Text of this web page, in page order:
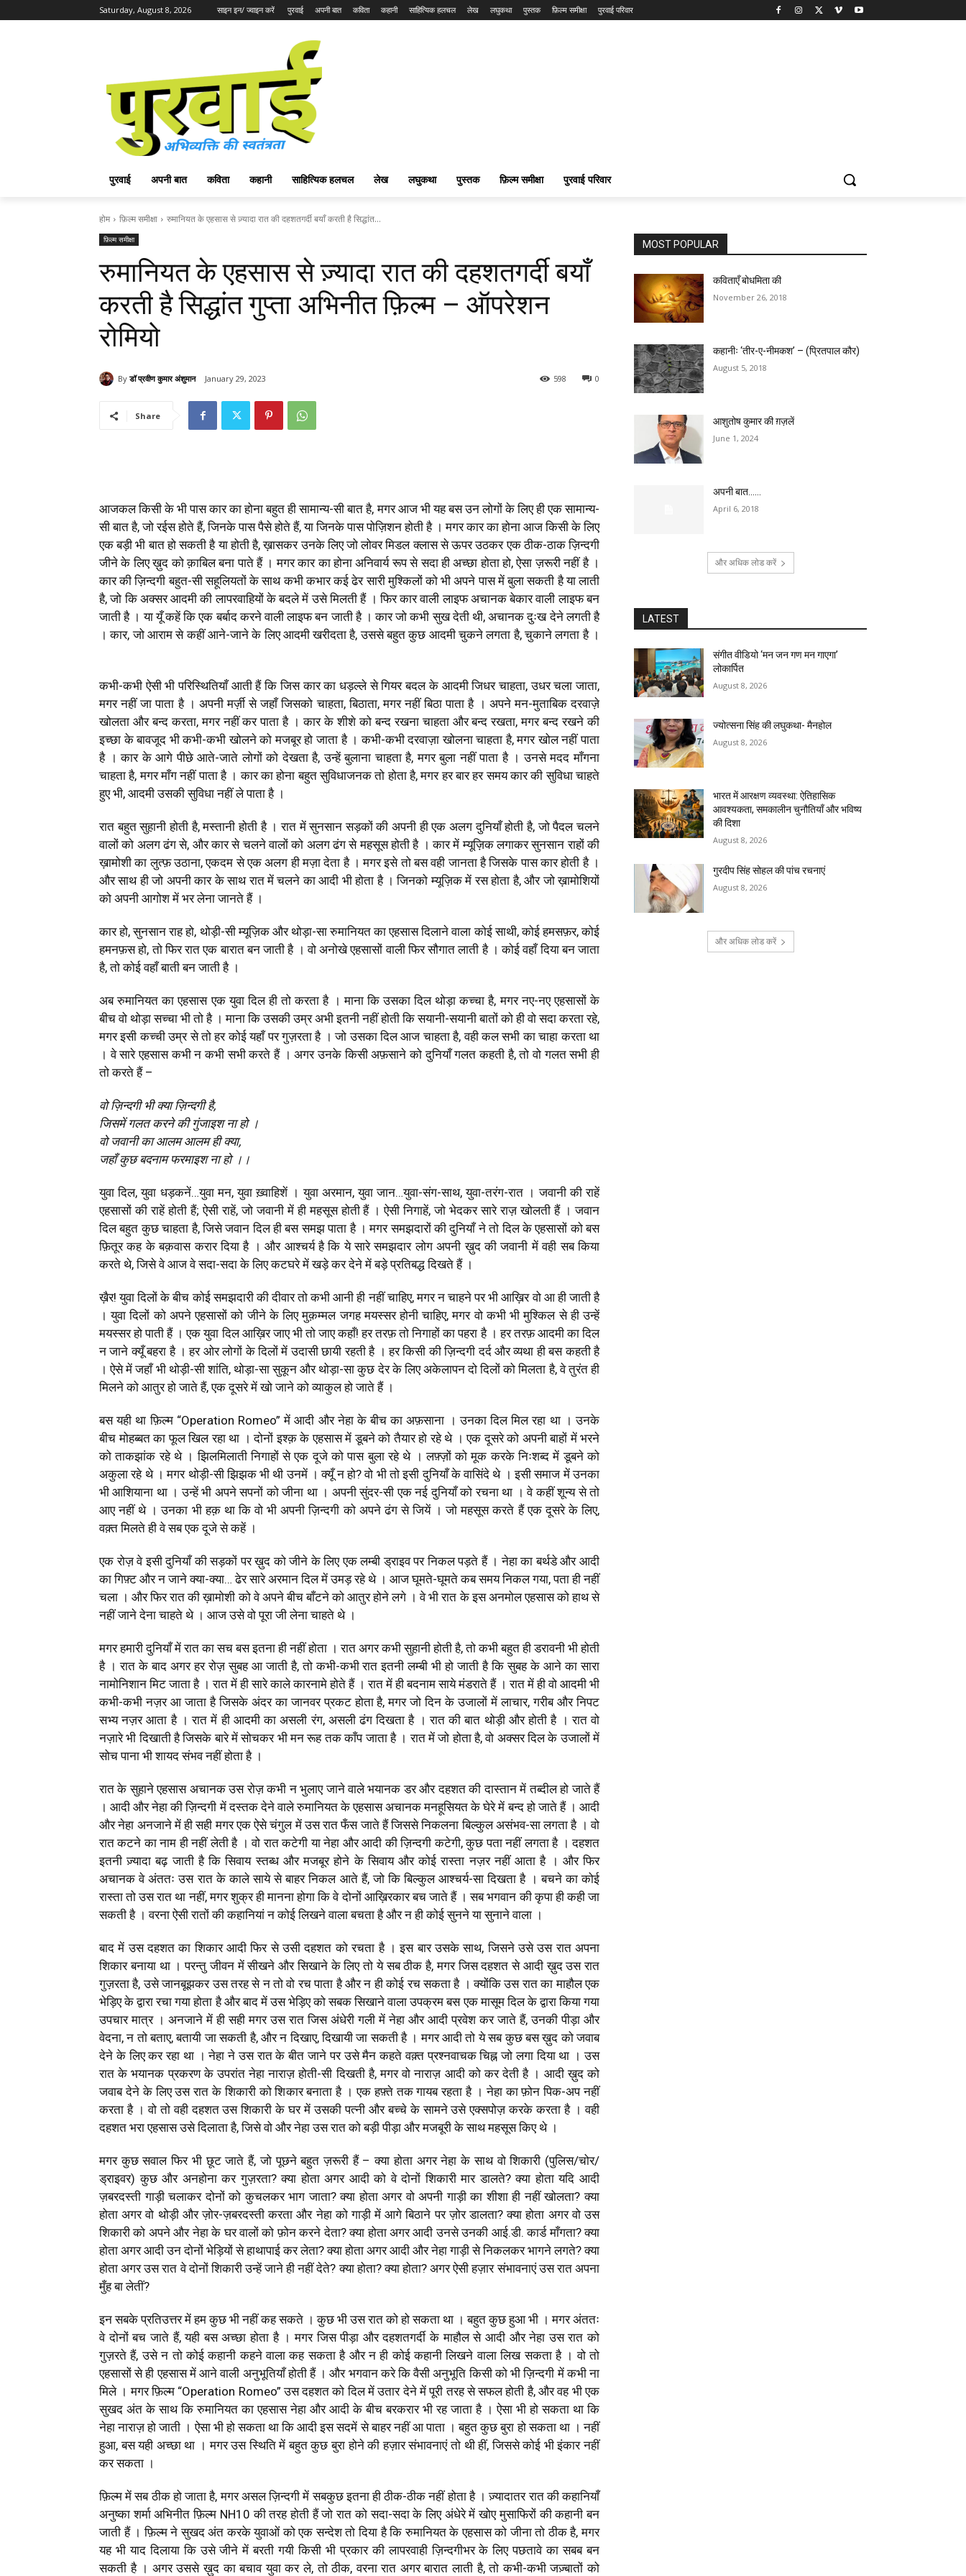
Saturday, August 8, 2026 साइन इन/ ज्वाइन करें पुरवाई अपनी बात कविता कहानी साहित्यिक हलचल लेख लघुकथा पुस्तक फ़िल्म समीक्षा पुरवाई परिवार
पुरवाई अपनी बात कविता कहानी साहित्यिक हलचल लेख लघुकथा पुस्तक फ़िल्म समीक्षा पुरवाई परिवार
होम फ़िल्म समीक्षा रुमानियत के एहसास से ज़्यादा रात की दहशतगर्दी बयाँ करती है सिद्धांत...
फ़िल्म समीक्षा
रुमानियत के एहसास से ज़्यादा रात की दहशतगर्दी बयाँ
करती है सिद्धांत गुप्ता अभिनीत फ़िल्म – ऑपरेशन
रोमियो
By डॉ प्रवीण कुमार अंशुमान January 29, 2023 0
598
Share
आजकल किसी के भी पास कार का होना बहुत ही सामान्य-सी बात है, मगर आज भी यह बस उन लोगों के लिए ही एक सामान्य-
सी बात है, जो रईस होते हैं, जिनके पास पैसे होते हैं, या जिनके पास पोज़िशन होती है । मगर कार का होना आज किसी के लिए
एक बड़ी भी बात हो सकती है या होती है, ख़ासकर उनके लिए जो लोवर मिडल क्लास से ऊपर उठकर एक ठीक-ठाक ज़िन्दगी
जीने के लिए ख़ुद को क़ाबिल बना पाते हैं । मगर कार का होना अनिवार्य रूप से सदा ही अच्छा होता हो, ऐसा ज़रूरी नहीं है ।
कार की ज़िन्दगी बहुत-सी सहूलियतों के साथ कभी कभार कई ढेर सारी मुश्किलों को भी अपने पास में बुला सकती है या लाती
है, जो कि अक्सर आदमी की लापरवाहियों के बदले में उसे मिलती हैं । फिर कार वाली लाइफ अचानक बेकार वाली लाइफ बन
जाती है । या यूँ कहें कि एक बर्बाद करने वाली लाइफ बन जाती है । कार जो कभी सुख देती थी, अचानक दुःख देने लगती है
। कार, जो आराम से कहीं आने-जाने के लिए आदमी खरीदता है, उससे बहुत कुछ आदमी चुकने लगता है, चुकाने लगता है ।
कभी-कभी ऐसी भी परिस्थितियाँ आती हैं कि जिस कार का धड़ल्ले से गियर बदल के आदमी जिधर चाहता, उधर चला जाता,
मगर नहीं जा पाता है । अपनी मर्ज़ी से जहाँ जिसको चाहता, बिठाता, मगर नहीं बिठा पाता है । अपने मन-मुताबिक दरवाज़े
खोलता और बन्द करता, मगर नहीं कर पाता है । कार के शीशे को बन्द रखना चाहता और बन्द रखता, मगर बन्द रखने की
इच्छा के बावजूद भी कभी-कभी खोलने को मजबूर हो जाता है । कभी-कभी दरवाज़ा खोलना चाहता है, मगर खोल नहीं पाता
है । कार के आगे पीछे आते-जाते लोगों को देखता है, उन्हें बुलाना चाहता है, मगर बुला नहीं पाता है । उनसे मदद माँगना
चाहता है, मगर माँग नहीं पाता है । कार का होना बहुत सुविधाजनक तो होता है, मगर हर बार हर समय कार की सुविधा चाहते
हुए भी, आदमी उसकी सुविधा नहीं ले पाता है ।
रात बहुत सुहानी होती है, मस्तानी होती है । रात में सुनसान सड़कों की अपनी ही एक अलग दुनियाँ होती है, जो पैदल चलने
वालों को अलग ढंग से, और कार से चलने वालों को अलग ढंग से महसूस होती है । कार में म्यूज़िक लगाकर सुनसान राहों की
ख़ामोशी का लुत्फ़ उठाना, एकदम से एक अलग ही मज़ा देता है । मगर इसे तो बस वही जानता है जिसके पास कार होती है ।
और साथ ही जो अपनी कार के साथ रात में चलने का आदी भी होता है । जिनको म्यूज़िक में रस होता है, और जो ख़ामोशियों
को अपनी आगोश में भर लेना जानते हैं ।
कार हो, सुनसान राह हो, थोड़ी-सी म्यूज़िक और थोड़ा-सा रुमानियत का एहसास दिलाने वाला कोई साथी, कोई हमसफ़र, कोई
हमनफ़स हो, तो फिर रात एक बारात बन जाती है । वो अनोखे एहसासों वाली फिर सौगात लाती है । कोई वहाँ दिया बन जाता
है, तो कोई वहाँ बाती बन जाती है ।
अब रुमानियत का एहसास एक युवा दिल ही तो करता है । माना कि उसका दिल थोड़ा कच्चा है, मगर नए-नए एहसासों के
बीच वो थोड़ा सच्चा भी तो है । माना कि उसकी उम्र अभी इतनी नहीं होती कि सयानी-सयानी बातों को ही वो सदा करता रहे,
मगर इसी कच्ची उम्र से तो हर कोई यहाँ पर गुज़रता है । जो उसका दिल आज चाहता है, वही कल सभी का चाहा करता था
। वे सारे एहसास कभी न कभी सभी करते हैं । अगर उनके किसी अफ़साने को दुनियाँ गलत कहती है, तो वो गलत सभी ही
तो करते हैं –
वो ज़िन्दगी भी क्या ज़िन्दगी है,
जिसमें गलत करने की गुंजाइश ना हो ।
वो जवानी का आलम आलम ही क्या,
जहाँ कुछ बदनाम फरमाइश ना हो ।।
युवा दिल, युवा धड़कनें…युवा मन, युवा ख़्वाहिशें । युवा अरमान, युवा जान…युवा-संग-साथ, युवा-तरंग-रात । जवानी की राहें
एहसासों की राहें होती हैं; ऐसी राहें, जो जवानी में ही महसूस होती हैं । ऐसी निगाहें, जो भेदकर सारे राज़ खोलती हैं । जवान
दिल बहुत कुछ चाहता है, जिसे जवान दिल ही बस समझ पाता है । मगर समझदारों की दुनियाँ ने तो दिल के एहसासों को बस
फ़ितूर कह के बक़वास करार दिया है । और आश्चर्य है कि ये सारे समझदार लोग अपनी ख़ुद की जवानी में वही सब किया
करते थे, जिसे वे आज वे सदा-सदा के लिए कटघरे में खड़े कर देने में बड़े प्रतिबद्ध दिखते हैं ।
ख़ैर! युवा दिलों के बीच कोई समझदारी की दीवार तो कभी आनी ही नहीं चाहिए, मगर न चाहने पर भी आख़िर वो आ ही जाती है
। युवा दिलों को अपने एहसासों को जीने के लिए मुक़म्मल जगह मयस्सर होनी चाहिए, मगर वो कभी भी मुश्किल से ही उन्हें
मयस्सर हो पाती हैं । एक युवा दिल आख़िर जाए भी तो जाए कहाँ! हर तरफ़ तो निगाहों का पहरा है । हर तरफ़ आदमी का दिल
न जाने क्यूँ बहरा है । हर ओर लोगों के दिलों में उदासी छायी रहती है । हर किसी की ज़िन्दगी दर्द और व्यथा ही बस कहती है
। ऐसे में जहाँ भी थोड़ी-सी शांति, थोड़ा-सा सुकून और थोड़ा-सा कुछ देर के लिए अकेलापन दो दिलों को मिलता है, वे तुरंत ही
मिलने को आतुर हो जाते हैं, एक दूसरे में खो जाने को व्याकुल हो जाते हैं ।
बस यही था फ़िल्म “Operation Romeo” में आदी और नेहा के बीच का अफ़साना । उनका दिल मिल रहा था । उनके
बीच मोहब्बत का फूल खिल रहा था । दोनों इश्क़ के एहसास में डूबने को तैयार हो रहे थे । एक दूसरे को अपनी बाहों में भरने
को ताकझांक रहे थे । झिलमिलाती निगाहों से एक दूजे को पास बुला रहे थे । लफ़्ज़ों को मूक करके निःशब्द में डूबने को
अकुला रहे थे । मगर थोड़ी-सी झिझक भी थी उनमें । क्यूँ न हो? वो भी तो इसी दुनियाँ के वासिंदे थे । इसी समाज में उनका
भी आशियाना था । उन्हें भी अपने सपनों को जीना था । अपनी सुंदर-सी एक नई दुनियाँ को रचना था । वे कहीं शून्य से तो
आए नहीं थे । उनका भी हक़ था कि वो भी अपनी ज़िन्दगी को अपने ढंग से जियें । जो महसूस करते हैं एक दूसरे के लिए,
वक़्त मिलते ही वे सब एक दूजे से कहें ।
एक रोज़ वे इसी दुनियाँ की सड़कों पर ख़ुद को जीने के लिए एक लम्बी ड्राइव पर निकल पड़ते हैं । नेहा का बर्थडे और आदी
का गिफ़्ट और न जाने क्या-क्या… ढेर सारे अरमान दिल में उमड़ रहे थे । आज घूमते-घूमते कब समय निकल गया, पता ही नहीं
चला । और फिर रात की ख़ामोशी को वे अपने बीच बाँटने को आतुर होने लगे । वे भी रात के इस अनमोल एहसास को हाथ से
नहीं जाने देना चाहते थे । आज उसे वो पूरा जी लेना चाहते थे ।
मगर हमारी दुनियाँ में रात का सच बस इतना ही नहीं होता । रात अगर कभी सुहानी होती है, तो कभी बहुत ही डरावनी भी होती
है । रात के बाद अगर हर रोज़ सुबह आ जाती है, तो कभी-कभी रात इतनी लम्बी भी हो जाती है कि सुबह के आने का सारा
नामोनिशान मिट जाता है । रात में ही सारे काले कारनामे होते हैं । रात में ही बदनाम साये मंडराते हैं । रात में ही वो आदमी भी
कभी-कभी नज़र आ जाता है जिसके अंदर का जानवर प्रकट होता है, मगर जो दिन के उजालों में लाचार, गरीब और निपट
सभ्य नज़र आता है । रात में ही आदमी का असली रंग, असली ढंग दिखता है । रात की बात थोड़ी और होती है । रात वो
नज़ारे भी दिखाती है जिसके बारे में सोचकर भी मन रूह तक काँप जाता है । रात में जो होता है, वो अक्सर दिल के उजालों में
सोच पाना भी शायद संभव नहीं होता है ।
रात के सुहाने एहसास अचानक उस रोज़ कभी न भुलाए जाने वाले भयानक डर और दहशत की दास्तान में तब्दील हो जाते हैं
। आदी और नेहा की ज़िन्दगी में दस्तक देने वाले रुमानियत के एहसास अचानक मनहूसियत के घेरे में बन्द हो जाते हैं । आदी
और नेहा अनजाने में ही सही मगर एक ऐसे चंगुल में उस रात फँस जाते हैं जिससे निकलना बिल्कुल असंभव-सा लगता है । वो
रात कटने का नाम ही नहीं लेती है । वो रात कटेगी या नेहा और आदी की ज़िन्दगी कटेगी, कुछ पता नहीं लगता है । दहशत
इतनी ज़्यादा बढ़ जाती है कि सिवाय स्तब्ध और मजबूर होने के सिवाय और कोई रास्ता नज़र नहीं आता है । और फिर
अचानक वे अंततः उस रात के काले साये से बाहर निकल आते हैं, जो कि बिल्कुल आश्चर्य-सा दिखता है । बचने का कोई
रास्ता तो उस रात था नहीं, मगर शुक्र ही मानना होगा कि वे दोनों आख़िरकार बच जाते हैं । सब भगवान की कृपा ही कही जा
सकती है । वरना ऐसी रातों की कहानियां न कोई लिखने वाला बचता है और न ही कोई सुनने या सुनाने वाला ।
बाद में उस दहशत का शिकार आदी फिर से उसी दहशत को रचता है । इस बार उसके साथ, जिसने उसे उस रात अपना
शिकार बनाया था । परन्तु जीवन में सीखने और सिखाने के लिए तो ये सब ठीक है, मगर जिस दहशत से आदी ख़ुद उस रात
गुज़रता है, उसे जानबूझकर उस तरह से न तो वो रच पाता है और न ही कोई रच सकता है । क्योंकि उस रात का माहौल एक
भेड़िए के द्वारा रचा गया होता है और बाद में उस भेड़िए को सबक सिखाने वाला उपक्रम बस एक मासूम दिल के द्वारा किया गया
उपचार मात्र । अनजाने में ही सही मगर उस रात जिस अंधेरी गली में नेहा और आदी प्रवेश कर जाते हैं, उनकी पीड़ा और
वेदना, न तो बताए, बतायी जा सकती है, और न दिखाए, दिखायी जा सकती है । मगर आदी तो ये सब कुछ बस ख़ुद को जवाब
देने के लिए कर रहा था । नेहा ने उस रात के बीत जाने पर उसे मैन कहते वक़्त प्रश्नवाचक चिह्न जो लगा दिया था । उस
रात के भयानक प्रकरण के उपरांत नेहा नाराज़ होती-सी दिखती है, मगर वो नाराज़ आदी को कर देती है । आदी ख़ुद को
जवाब देने के लिए उस रात के शिकारी को शिकार बनाता है । एक हफ़्ते तक गायब रहता है । नेहा का फ़ोन पिक-अप नहीं
करता है । वो तो वही दहशत उस शिकारी के घर में उसकी पत्नी और बच्चे के सामने उसे एक्सपोज़ करके करता है । वही
दहशत भरा एहसास उसे दिलाता है, जिसे वो और नेहा उस रात को बड़ी पीड़ा और मजबूरी के साथ महसूस किए थे ।
मगर कुछ सवाल फिर भी छूट जाते हैं, जो पूछने बहुत ज़रूरी हैं – क्या होता अगर नेहा के साथ वो शिकारी (पुलिस/चोर/
ड्राइवर) कुछ और अनहोना कर गुज़रता? क्या होता अगर आदी को वे दोनों शिकारी मार डालते? क्या होता यदि आदी
ज़बरदस्ती गाड़ी चलाकर दोनों को कुचलकर भाग जाता? क्या होता अगर वो अपनी गाड़ी का शीशा ही नहीं खोलता? क्या
होता अगर वो थोड़ी और ज़ोर-ज़बरदस्ती करता और नेहा को गाड़ी में आगे बिठाने पर ज़ोर डालता? क्या होता अगर वो उस
शिकारी को अपने और नेहा के घर वालों को फ़ोन करने देता? क्या होता अगर आदी उनसे उनकी आई.डी. कार्ड माँगता? क्या
होता अगर आदी उन दोनों भेड़ियों से हाथापाई कर लेता? क्या होता अगर आदी और नेहा गाड़ी से निकलकर भागने लगते? क्या
होता अगर उस रात वे दोनों शिकारी उन्हें जाने ही नहीं देते? क्या होता? क्या होता? अगर ऐसी हज़ार संभावनाएं उस रात अपना
मुँह बा लेतीं?
इन सबके प्रतिउत्तर में हम कुछ भी नहीं कह सकते । कुछ भी उस रात को हो सकता था । बहुत कुछ हुआ भी । मगर अंततः
वे दोनों बच जाते हैं, यही बस अच्छा होता है । मगर जिस पीड़ा और दहशतगर्दी के माहौल से आदी और नेहा उस रात को
गुज़रते हैं, उसे न तो कोई कहानी कहने वाला कह सकता है और न ही कोई कहानी लिखने वाला लिख सकता है । वो तो
एहसासों से ही एहसास में आने वाली अनुभूतियाँ होती हैं । और भगवान करे कि वैसी अनुभूति किसी को भी ज़िन्दगी में कभी ना
मिले । मगर फ़िल्म “Operation Romeo” उस दहशत को दिल में उतार देने में पूरी तरह से सफल होती है, और वह भी एक
सुखद अंत के साथ कि रुमानियत का एहसास नेहा और आदी के बीच बरकरार भी रह जाता है । ऐसा भी हो सकता था कि
नेहा नाराज़ हो जाती । ऐसा भी हो सकता था कि आदी इस सदमें से बाहर नहीं आ पाता । बहुत कुछ बुरा हो सकता था । नहीं
हुआ, बस यही अच्छा था । मगर उस स्थिति में बहुत कुछ बुरा होने की हज़ार संभावनाएं तो थी हीं, जिससे कोई भी इंकार नहीं
कर सकता ।
फ़िल्म में सब ठीक हो जाता है, मगर असल ज़िन्दगी में सबकुछ इतना ही ठीक-ठीक नहीं होता है । ज़्यादातर रात की कहानियाँ
अनुष्का शर्मा अभिनीत फ़िल्म NH10 की तरह होती हैं जो रात को सदा-सदा के लिए अंधेरे में खोए मुसाफिरों की कहानी बन
जाती हैं । फ़िल्म ने सुखद अंत करके युवाओं को एक सन्देश तो दिया है कि रुमानियत के एहसास को जीना तो ठीक है, मगर
यह भी याद दिलाया कि उसे जीने में बरती गयी किसी भी प्रकार की लापरवाही ज़िन्दगीभर के लिए पछतावे का सबब बन
सकती है । अगर उससे ख़ुद का बचाव युवा कर ले, तो ठीक, वरना रात अगर बारात लाती है, तो कभी-कभी जज़्बातों को
MOST POPULAR
कविताएँ बोधमिता की
November 26, 2018
कहानीः ‘तीर-ए-नीमकश’ – (प्रितपाल कौर)
August 5, 2018
आशुतोष कुमार की ग़ज़लें
June 1, 2024
अपनी बात……
April 6, 2018
और अधिक लोड करें
LATEST
संगीत वीडियो ‘मन जन गण मन गाएगा’
लोकार्पित
August 8, 2026
ज्योत्सना सिंह की लघुकथा- मैनहोल
August 8, 2026
भारत में आरक्षण व्यवस्था: ऐतिहासिक
आवश्यकता, समकालीन चुनौतियाँ और भविष्य
की दिशा
August 8, 2026
गुरदीप सिंह सोहल की पांच रचनाएं
August 8, 2026
और अधिक लोड करें